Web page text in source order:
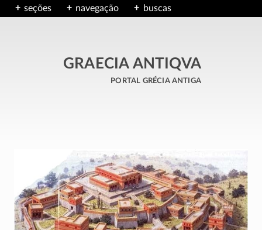
seções navegação buscas
GRAECIA ANTIQVA
portal grécia antiga